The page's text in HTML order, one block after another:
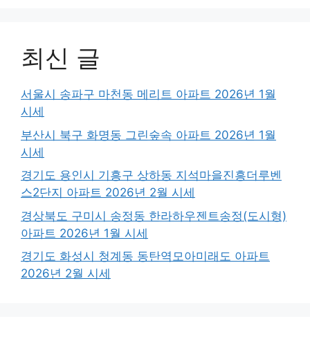
최신 글
서울시 송파구 마천동 메리트 아파트 2026년 1월
시세
부산시 북구 화명동 그린숲속 아파트 2026년 1월
시세
경기도 용인시 기흥구 상하동 지석마을진흥더루벤
스2단지 아파트 2026년 2월 시세
경상북도 구미시 송정동 한라하우젠트송정(도시형)
아파트 2026년 1월 시세
경기도 화성시 청계동 동탄역모아미래도 아파트
2026년 2월 시세